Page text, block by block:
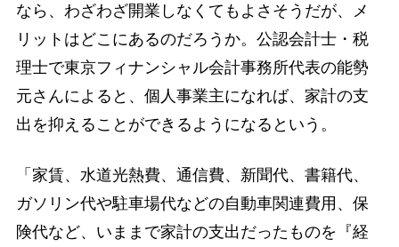
なら、わざわざ開業しなくてもよさそうだが、メ
リットはどこにあるのだろうか。公認会計士・税
理士で東京フィナンシャル会計事務所代表の能勢
元さんによると、個人事業主になれば、家計の支
出を抑えることができるようになるという。
「家賃、水道光熱費、通信費、新聞代、書籍代、
ガソリン代や駐車場代などの自動車関連費用、保
険代など、いままで家計の支出だったものを『経